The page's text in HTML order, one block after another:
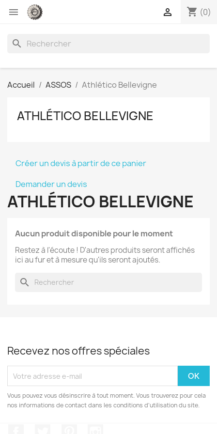
 shopping_cart (0)

search
Accueil ASSOS Athlético Bellevigne
ATHLÉTICO BELLEVIGNE
Créer un devis à partir de ce panier
Demander un devis
ATHLÉTICO BELLEVIGNE
Aucun produit disponible pour le moment
Restez à l'écoute ! D'autres produits seront affichés
ici au fur et à mesure qu'ils seront ajoutés.
search
Recevez nos offres spéciales
Vous pouvez vous désinscrire à tout moment. Vous trouverez pour cela
nos informations de contact dans les conditions d'utilisation du site.